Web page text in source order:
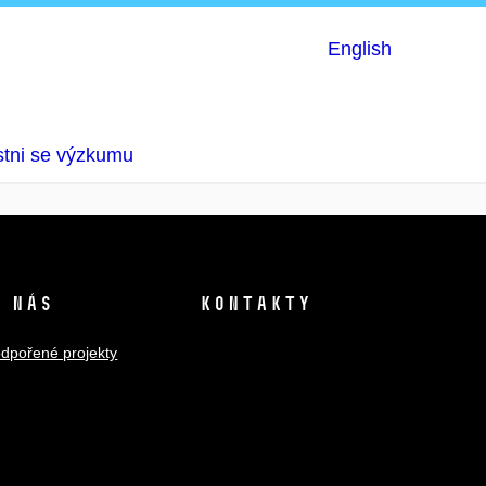
English
se výzkumu
nás
projekty
Kontakty